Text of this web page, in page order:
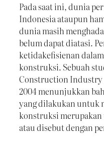
Pada saat ini, dunia
Indonesia ataupun
dunia masih
belum dapat diatasi.
ketidakefisienan
konstruksi. Sebuah
Construction Industry
2004 menunjukkan
yang dilakukan untuk
konstruksi
atau disebut dengan